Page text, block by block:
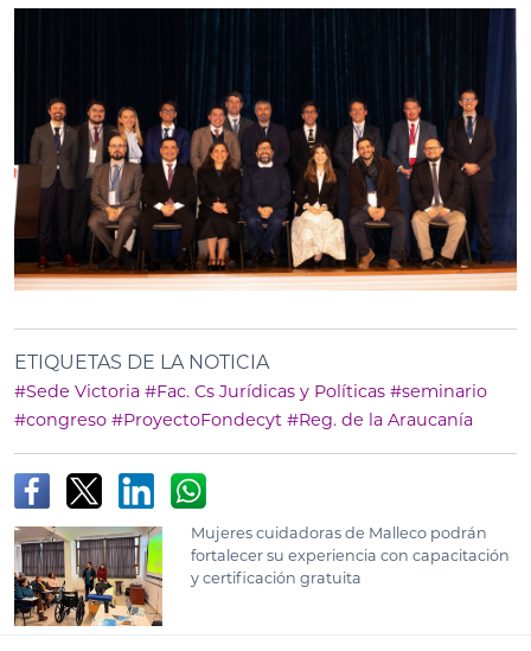
ETIQUETAS DE LA NOTICIA
#Sede Victoria #Fac. Cs Jurídicas y Políticas #seminario
#congreso #ProyectoFondecyt #Reg. de la Araucanía
Mujeres cuidadoras de Malleco podrán
fortalecer su experiencia con capacitación
y certificación gratuita